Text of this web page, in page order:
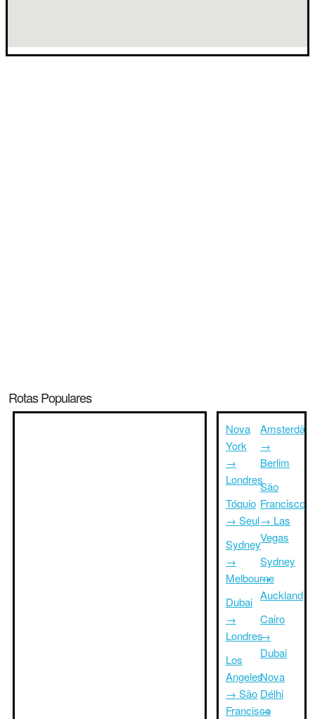
Rotas Populares
Nova
York
→
Londres
Tóquio
→ Seul
Sydney
→
Melbourne
Dubai
→
Londres
Los
Angeles
→ São
Francisco
Amsterdã
→
Berlim
São
Francisco
→ Las
Vegas
Sydney
→
Auckland
Cairo
→
Dubai
Nova
Délhi
→